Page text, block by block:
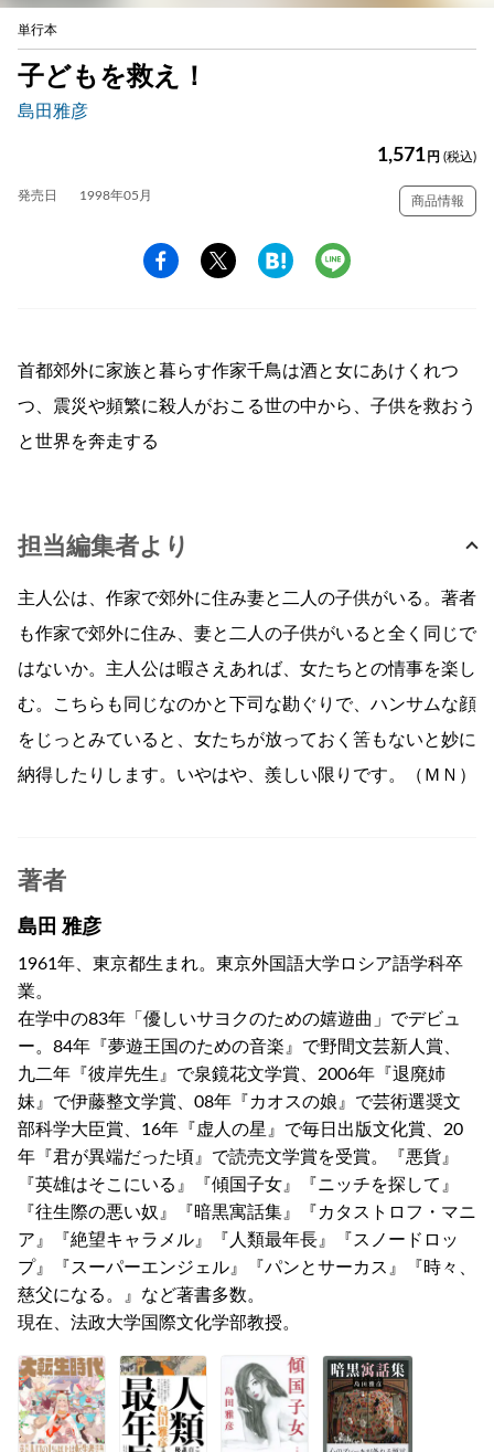
単行本
子どもを救え！
島田雅彦
1,571 円 (税込)
発売日 1998年05月 商品情報
首都郊外に家族と暮らす作家千鳥は酒と女にあけくれつ
つ、震災や頻繁に殺人がおこる世の中から、子供を救おう
と世界を奔走する
担当編集者より
主人公は、作家で郊外に住み妻と二人の子供がいる。著者
も作家で郊外に住み、妻と二人の子供がいると全く同じで
はないか。主人公は暇さえあれば、女たちとの情事を楽し
む。こちらも同じなのかと下司な勘ぐりで、ハンサムな顔
をじっとみていると、女たちが放っておく筈もないと妙に
納得したりします。いやはや、羨しい限りです。（ＭＮ）
著者
島田 雅彦
1961年、東京都生まれ。東京外国語大学ロシア語学科卒
業。
在学中の83年「優しいサヨクのための嬉遊曲」でデビュ
ー。84年『夢遊王国のための音楽』で野間文芸新人賞、
九二年『彼岸先生』で泉鏡花文学賞、2006年『退廃姉
妹』で伊藤整文学賞、08年『カオスの娘』で芸術選奨文
部科学大臣賞、16年『虚人の星』で毎日出版文化賞、20
年『君が異端だった頃』で読売文学賞を受賞。『悪貨』
『英雄はそこにいる』『傾国子女』『ニッチを探して』
『往生際の悪い奴』『暗黒寓話集』『カタストロフ・マニ
ア』『絶望キャラメル』『人類最年長』『スノードロッ
プ』『スーパーエンジェル』『パンとサーカス』『時々、
慈父になる。』など著書多数。
現在、法政大学国際文化学部教授。